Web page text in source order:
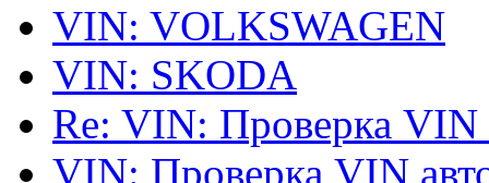
VIN: VOLKSWAGEN
VIN: SKODA
Re: VIN: Проверка VIN
VIN: Проверка VIN